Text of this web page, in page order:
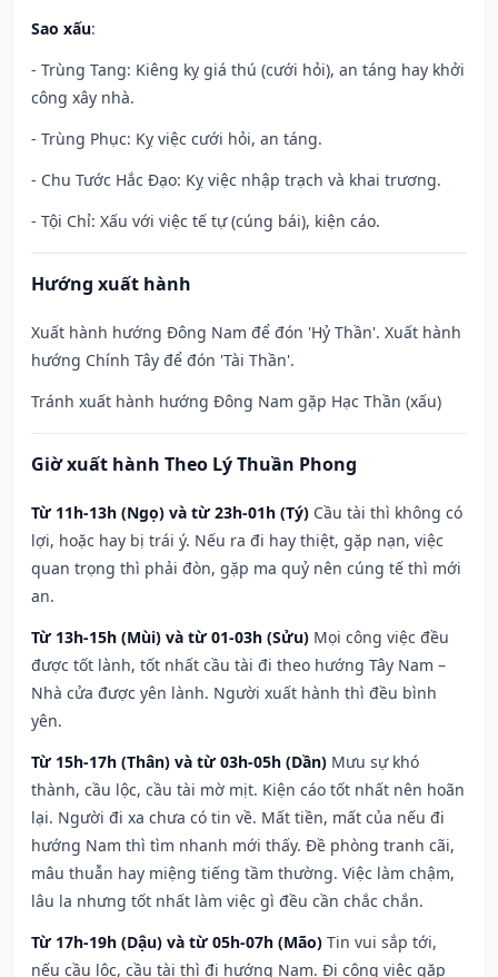
Sao xấu:
- Trùng Tang: Kiêng kỵ giá thú (cưới hỏi), an táng hay khởi
công xây nhà.
- Trùng Phục: Kỵ việc cưới hỏi, an táng.
- Chu Tước Hắc Đạo: Kỵ việc nhập trạch và khai trương.
- Tội Chỉ: Xấu với việc tế tự (cúng bái), kiện cáo.
Hướng xuất hành
Xuất hành hướng Đông Nam để đón 'Hỷ Thần'. Xuất hành
hướng Chính Tây để đón 'Tài Thần'.
Tránh xuất hành hướng Đông Nam gặp Hạc Thần (xấu)
Giờ xuất hành Theo Lý Thuần Phong
Từ 11h-13h (Ngọ) và từ 23h-01h (Tý) Cầu tài thì không có
lợi, hoặc hay bị trái ý. Nếu ra đi hay thiệt, gặp nạn, việc
quan trọng thì phải đòn, gặp ma quỷ nên cúng tế thì mới
an.
Từ 13h-15h (Mùi) và từ 01-03h (Sửu) Mọi công việc đều
được tốt lành, tốt nhất cầu tài đi theo hướng Tây Nam –
Nhà cửa được yên lành. Người xuất hành thì đều bình
yên.
Từ 15h-17h (Thân) và từ 03h-05h (Dần) Mưu sự khó
thành, cầu lộc, cầu tài mờ mịt. Kiện cáo tốt nhất nên hoãn
lại. Người đi xa chưa có tin về. Mất tiền, mất của nếu đi
hướng Nam thì tìm nhanh mới thấy. Đề phòng tranh cãi,
mâu thuẫn hay miệng tiếng tầm thường. Việc làm chậm,
lâu la nhưng tốt nhất làm việc gì đều cần chắc chắn.
Từ 17h-19h (Dậu) và từ 05h-07h (Mão) Tin vui sắp tới,
nếu cầu lộc, cầu tài thì đi hướng Nam. Đi công việc gặp